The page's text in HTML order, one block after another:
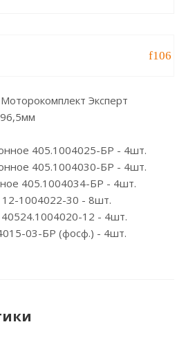
Эксперт
405.1004025-БР - 4шт.
405.1004030-БР - 4шт.
405.1004034-БР - 4шт.
12-1004022-30 - 8шт.
12 - 4шт.
03-БР (фосф.) - 4шт.